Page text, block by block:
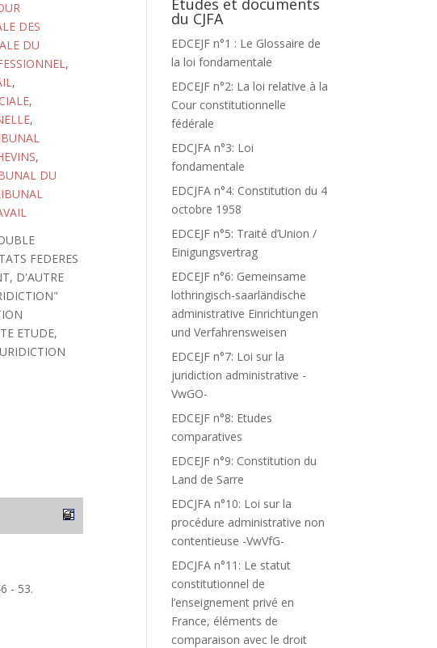
DES
DU
,
,
,
,
,
DU
FEDERES
D'AUTRE
ETUDE,
- 53.
Etudes et documents
du CJFA
EDCEJF n°1 : Le Glossaire de
la loi fondamentale
EDCEJF n°2: La loi relative à la
Cour constitutionnelle
fédérale
EDCJFA n°3: Loi
fondamentale
EDCJFA n°4: Constitution du 4
octobre 1958
EDCEJF n°5: Traité d’Union /
Einigungsvertrag
EDCEJF n°6: Gemeinsame
lothringisch-saarländische
administrative Einrichtungen
und Verfahrensweisen
EDCEJF n°7: Loi sur la
juridiction administrative -
VwGO-
EDCEJF n°8: Etudes
comparatives
EDCEJF n°9: Constitution du
Land de Sarre
EDCJFA n°10: Loi sur la
procédure administrative non
contentieuse -VwVfG-
EDCJFA n°11: Le statut
constitutionnel de
l’enseignement privé en
France, éléments de
comparaison avec le droit